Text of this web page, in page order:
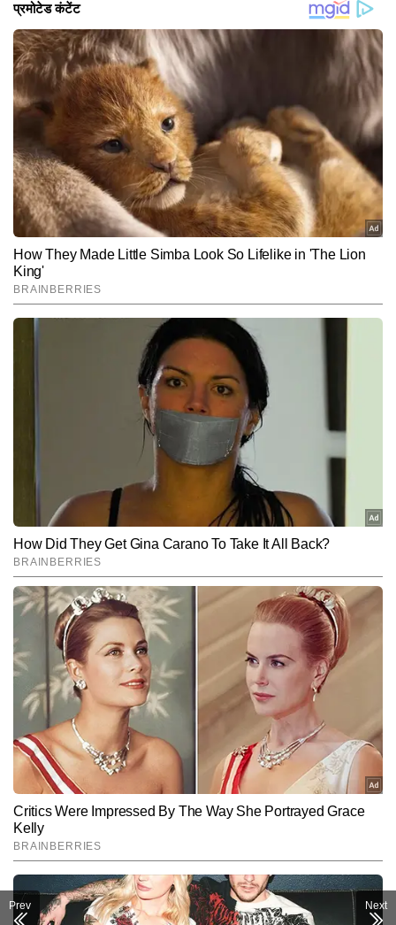
Hindi NewsEntertainmentTelevision
AUTHOR
कविता टाइम्स नाउ नवभारत डिजीटल के एंटरटेनमेंट डेस्क में बतौर चीफ कॉपी
एडिटर की पोस्ट पर काम कर रही है. पत्रकारिता के क्षेत्र डिप्लोमा हासिल करने के
बाद कविता ने मनोरंजन के क्षेत्र में कदम रखा, जहां पर वह टीवी पत्रकारिता के क्षेत्र
में लंबे समय से काम कर रही है. टीवी के क्षेत्र में कविता की मजबूत पकड़ है. इस
क्षेत्र में कविता को फिल्म, टीवी, ओटीटी और सेलिब्रिटी अपडेट्स को सरल भाषा में
और सटीक जानकारी के साथ पेश करने के लिए जानी जाती हैं. कविता ने अब तक
6,000 से अधिक खबरें लिख चुकी हैं. मनोरंजन पत्रकारिता में तेजी से आ रहे
बदलाव पर पैनी नजर रखना और समय पर हर सटीक खबर की जानकारी देना
कविता की खासियत है.
Subscribe to our daily Newsletter!
SUBMIT
Prev Next